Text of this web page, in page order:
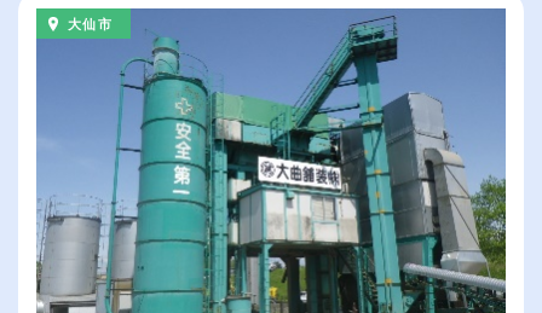
大仙市